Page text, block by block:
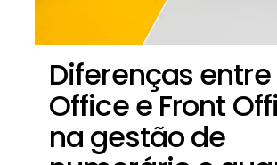
Diferenças
Office e Front
na gestão de